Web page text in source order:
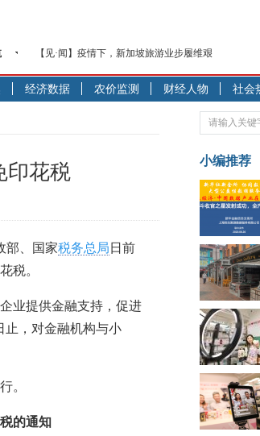
【见·闻】疫情下，新加坡旅游业步履维艰
记者手记：疫情下的香港零售业如何浴火重生？
【见·闻】疫情下一家香港传统零售商的转型突围之旅
济安金信：中国基金市场数据分析周报（2020.
【新华财经调查】同业存单、结构性存款玩起“跷跷
央行公开市场净投放300亿元 短端资金利率明显下行
基本面及股市双轮冲击 债市回调十年期债表现最弱
沥青期货连续两日涨逾3% 沪银及两粕涨势喜人
恒生聚源：北斗收官之星发射成功，全产业链解析
济安金信：中国基金市场数据分析周报（2020.
经济数据 农价监测 财经人物 社会
印花税
部、国家税务总局 日前
税。
业提供金融支持，促进
止，对金融机构与小
。
的通知
小编推荐